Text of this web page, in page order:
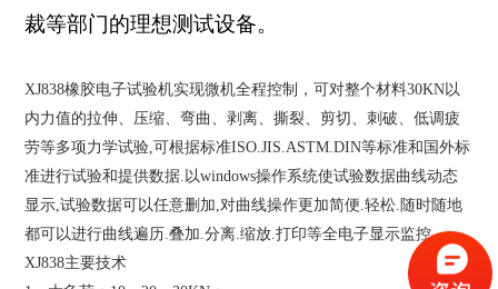
裁等部门的理想测试设备。
XJ838橡胶电子试验机实现微机全程控制，可对整个材料30KN以
内力值的拉伸、压缩、弯曲、剥离、撕裂、剪切、刺破、低调疲
劳等多项力学试验,可根据标准ISO.JIS.ASTM.DIN等标准和国外标
准进行试验和提供数据.以windows操作系统使试验数据曲线动态
显示,试验数据可以任意删加,对曲线操作更加简便.轻松.随时随地
都可以进行曲线遍历.叠加.分离.缩放.打印等全电子显示监控.
XJ838主要技术